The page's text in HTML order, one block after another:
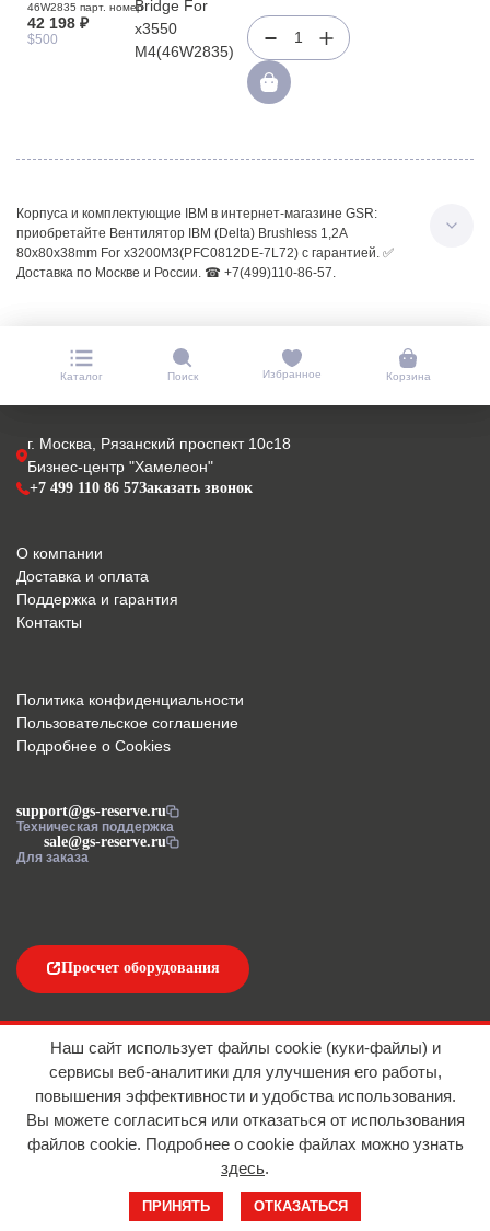
46W2835 парт. номер
42 198 ₽
$500 1
Корпуса и комплектующие IBM в интернет-магазине GSR:
приобретайте Вентилятор IBM (Delta) Brushless 1,2A
80x80x38mm For x3200M3(PFC0812DE-7L72) с гарантией. ✅
Доставка по Москве и России. ☎ +7(499)110-86-57.
Каталог Поиск Избранное Корзина
г. Москва, Рязанский проспект 10с18
Бизнес-центр "Хамелеон"
+7 499 110 86 57Заказать звонок
support@gs-reserve.ru
Техническая поддержка
sale@gs-reserve.ru
Для заказа
О компании
Доставка и оплата
Поддержка и гарантия
Контакты
Просчет оборудования
Политика конфиденциальности
Пользовательское соглашение
Подробнее о Cookies
Наш сайт использует файлы cookie (куки-файлы) и
сервисы веб-аналитики для улучшения его работы,
повышения эффективности и удобства использования.
Вы можете согласиться или отказаться от использования
файлов сookie. Подробнее о cookie файлах можно узнать
здесь.
ПРИНЯТЬ ОТКАЗАТЬСЯ